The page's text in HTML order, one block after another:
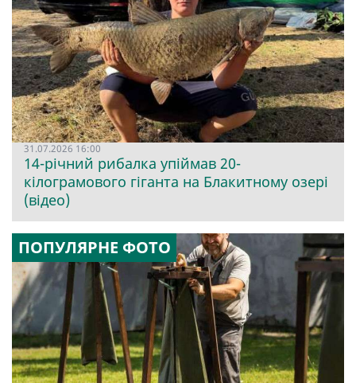
31.07.2026 16:00
14-річний рибалка упіймав 20-
кілограмового гіганта на Блакитному озері
(відео)
ПОПУЛЯРНЕ ФОТО